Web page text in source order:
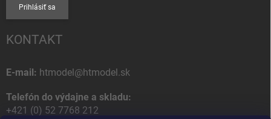
Prihlásiť sa
KONTAKT
E-mail: htmodel@htmodel.sk
Telefón do výdajne a skladu:
+421 (0) 52 7768 212